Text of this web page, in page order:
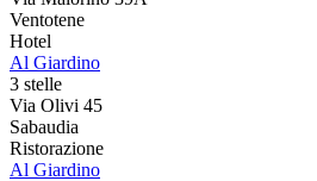
Ventotene
Hotel
Al Giardino
3 stelle
Via Olivi 45
Sabaudia
Ristorazione
Al Giardino